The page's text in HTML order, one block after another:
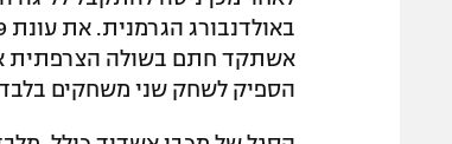
אשתקד חתם בשולה הצרפתית
הספיק לשחק שני משחקים בלבד בהם תרם